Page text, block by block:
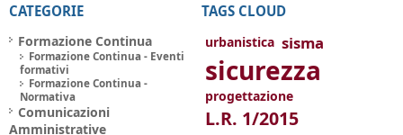
CATEGORIE
Formazione Continua
Formazione Continua - Eventi
formativi
Formazione Continua -
Normativa
Comunicazioni
Amministrative
TAGS CLOUD
urbanistica sisma
sicurezza
progettazione
L.R. 1/2015